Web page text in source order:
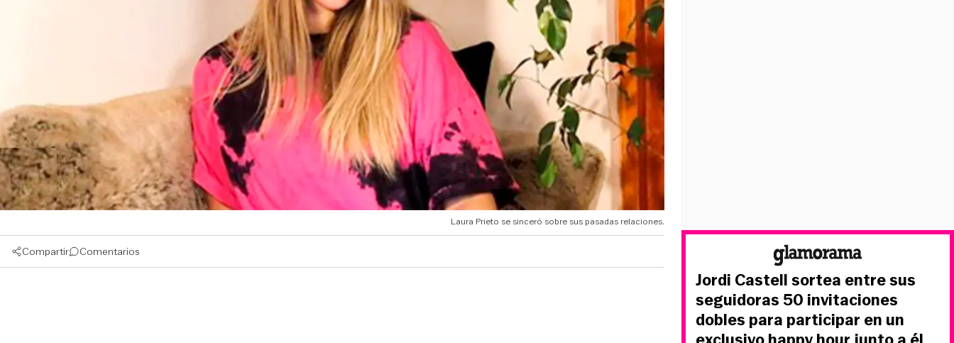
Laura Prieto se sinceró sobre sus pasadas relaciones.
Compartir Comentarios
Jordi Castell sortea entre sus
seguidoras 50 invitaciones
dobles para participar en un